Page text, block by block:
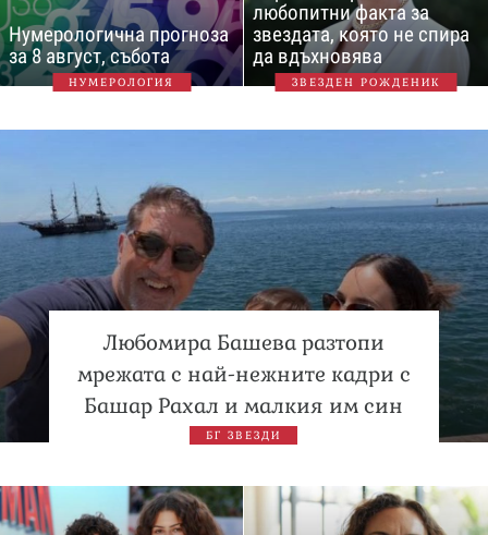
Нумерологична прогноза
за 8 август, събота
НУМЕРОЛОГИЯ
любопитни факта за
звездата, която не спира
да вдъхновява
ЗВЕЗДЕН РОЖДЕНИК
Любомира Башева разтопи
мрежата с най-нежните кадри с
Башар Рахал и малкия им син
БГ ЗВЕЗДИ